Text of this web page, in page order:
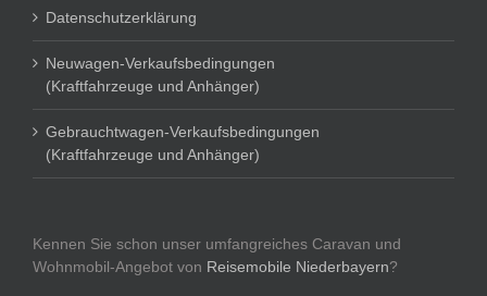
Datenschutzerklärung
Neuwagen-Verkaufsbedingungen
(Kraftfahrzeuge und Anhänger)
Gebrauchtwagen-Verkaufsbedingungen
(Kraftfahrzeuge und Anhänger)
Kennen Sie schon unser umfangreiches Caravan und
Wohnmobil-Angebot von Reisemobile Niederbayern?